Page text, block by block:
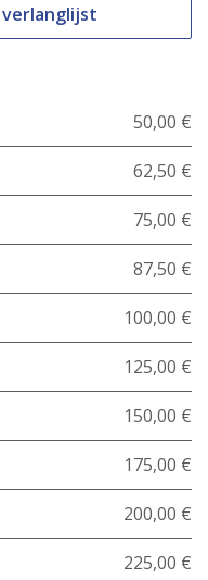
50,00 €
62,50 €
75,00 €
87,50 €
100,00 €
125,00 €
150,00 €
175,00 €
200,00 €
225,00 €